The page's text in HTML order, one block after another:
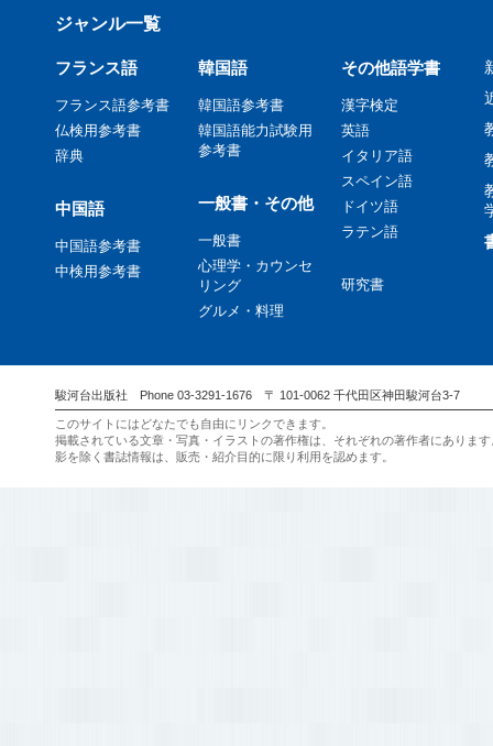
ジャンル一覧
フランス語
フランス語参考書
仏検用参考書
辞典
中国語
中国語参考書
中検用参考書
韓国語
韓国語参考書
韓国語能力試験用
参考書
一般書・その他
一般書
心理学・カウンセ
リング
グルメ・料理
その他語学書
漢字検定
英語
イタリア語
スペイン語
ドイツ語
ラテン語
研究書
駿河台出版社 Phone 03-3291-1676 〒 101-0062 千代田区神田駿河台3-7
このサイトにはどなたでも自由にリンクできます。
掲載されている文章・写真・イラストの著作権は、それぞれの著作者にありま
影を除く書誌情報は、販売・紹介目的に限り利用を認めます。